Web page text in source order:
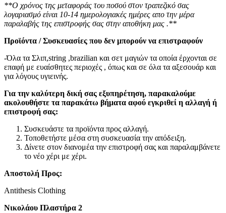
**Ο χρόνος της μεταφοράς του ποσού στον τραπεζικό σας
λογαριασμό είναι 10-14 ημερολογιακές ημέρες απο την μέρα
παραλαβής της επιστροφής σας στην αποθήκη μας .**
Προϊόντα / Συσκευασίες που δεν μπορούν να επιστραφούν
-Όλα τα Σλιπ,string ,brazilian και σετ μαγιών τα οποία έρχονται σε
επαφή με ευαίσθητες περιοχές , όπως και σε όλα τα αξεσουάρ και
για λόγους υγιεινής.
Για την καλύτερη δική σας εξυπηρέτηση, παρακαλούμε
ακολουθήστε τα παρακάτω βήματα αφού εγκριθεί η αλλαγή ή
επιστροφή σας:
Συσκευάστε τα προϊόντα προς αλλαγή.
Τοποθετήστε μέσα στη συσκευασία την απόδειξη.
Δίνετε στον διανομέα την επιστροφή σας και παραλαμβάνετε
το νέο χέρι με χέρι.
Αποστολή Προς:
Antithesis Clothing
Νικολάου Πλαστήρα 2